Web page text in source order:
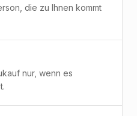
die zu Ihnen kommt
nur, wenn es